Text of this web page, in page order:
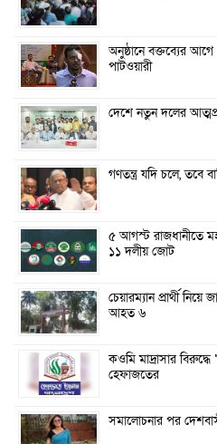
অনুষ্ঠানে বক্তব্যের আগে
পাটওয়ারী
দেশে নতুন দলের
গণতন্ত্র যদি চলে, তবে
৫ আগস্ট রাজধানীতে
১১ দলীয় জোট
চেয়ারম্যান প্রার্থী
আহত ৬
কওমি মাদ্রাসার
হেফাজতের
সমালোচনার পর